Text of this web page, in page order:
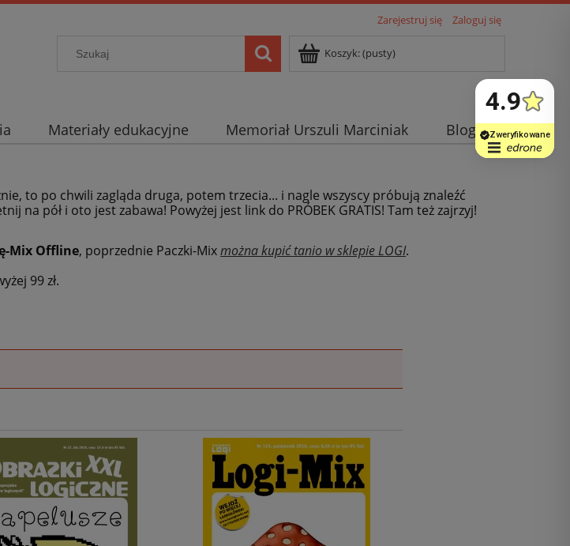
Zarejestruj się Zaloguj się
Koszyk:(pusty)
Materiały edukacyjne Memoriał Urszuli Marciniak Blog
to po chwili zagląda druga, potem trzecia... i nagle wszyscy próbują znaleźć
na pół i oto jest zabawa! Powyżej jest link do PRÓBEK GRATIS! Tam też zajrzyj!
Mix Offline, poprzednie Paczki-Mixmożna kupić tanio w sklepie LOGI.
99 zł.